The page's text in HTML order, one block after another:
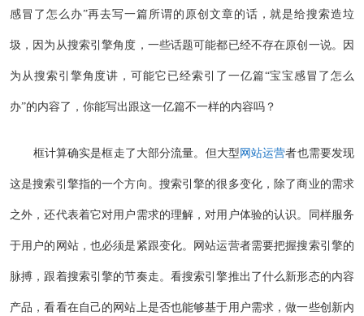
感冒了怎么办”再去写一篇所谓的原创文章的话，就是给搜索造垃
圾，因为从搜索引擎角度，一些话题可能都已经不存在原创一说。因
为从搜索引擎角度讲，可能它已经索引了一亿篇“宝宝感冒了怎么
办”的内容了，你能写出跟这一亿篇不一样的内容吗？
框计算确实是框走了大部分流量。但大型网站运营者也需要发现
这是搜索引擎指的一个方向。搜索引擎的很多变化，除了商业的需求
之外，还代表着它对用户需求的理解，对用户体验的认识。同样服务
于用户的网站，也必须是紧跟变化。网站运营者需要把握搜索引擎的
脉搏，跟着搜索引擎的节奏走。看搜索引擎推出了什么新形态的内容
产品，看看在自己的网站上是否也能够基于用户需求，做一些创新内